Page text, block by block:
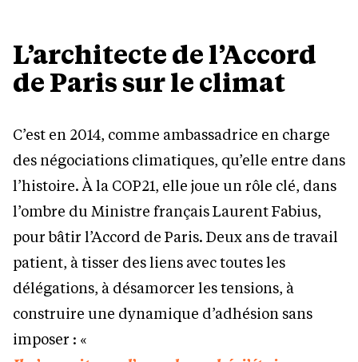
L’architecte de l’Accord
de Paris sur le climat
C’est en 2014, comme ambassadrice en charge
des négociations climatiques, qu’elle entre dans
l’histoire. À la COP21, elle joue un rôle clé, dans
l’ombre du Ministre français Laurent Fabius,
pour bâtir l’Accord de Paris. Deux ans de travail
patient, à tisser des liens avec toutes les
délégations, à désamorcer les tensions, à
construire une dynamique d’adhésion sans
imposer : «